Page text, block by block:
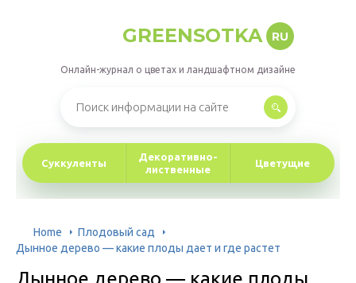
GREENSOTKA RU
Онлайн-журнал о цветах и ландшафтном дизайне
Суккуленты
Декоративно-
лиственные
Цветущие
Home
Плодовый сад
Дынное дерево — какие плоды дает и где растет
Дынное дерево — какие плоды